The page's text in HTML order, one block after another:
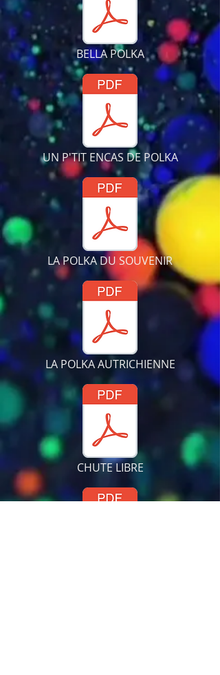
BELLA POLKA
UN P'TIT ENCAS DE POLKA
LA POLKA DU SOUVENIR
LA POLKA AUTRICHIENNE
CHUTE LIBRE